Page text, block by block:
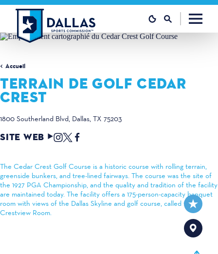
Skip to content
Accueil
TERRAIN DE GOLF CEDAR
CREST
1800 Southerland Blvd Dallas, TX 75203
SITE WEB
The Cedar Crest Golf Course is a historic course with rolling terrain,
greenside bunkers, and tree-lined fairways. The course was the site of
the 1927 PGA Championship, and the quality and tradition of the facility
are maintained today. The facility offers a 175-person-capacity banquet
room with views of the Dallas Skyline and golf course, called the
Crestview Room.